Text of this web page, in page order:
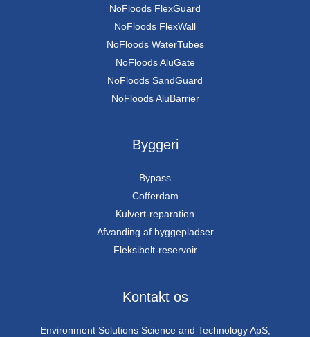
NoFloods FlexGuard
NoFloods FlexWall
NoFloods WaterTubes
NoFloods AluGate
NoFloods SandGuard
NoFloods AluBarrier
Byggeri
Bypass
Cofferdam
Kulvert-reparation
Afvanding af byggepladser
Fleksibelt-reservoir
Kontakt os
Environment Solutions Science and Technology ApS,